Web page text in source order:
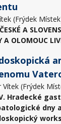
(Frýdek
A
A OLOMOUC
Vítek (Frýdek
Hradecké
dny